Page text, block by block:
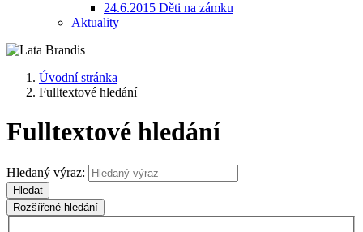
24.6.2015 Děti na zámku
Aktuality
Úvodní stránka
Fulltextové hledání
Fulltextové hledání
Hledaný výraz:
Hledat
Rozšířené hledání